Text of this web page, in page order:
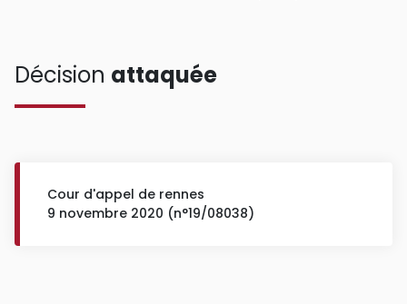
Décision attaquée
Cour d'appel de rennes
9 novembre 2020 (n°19/08038)